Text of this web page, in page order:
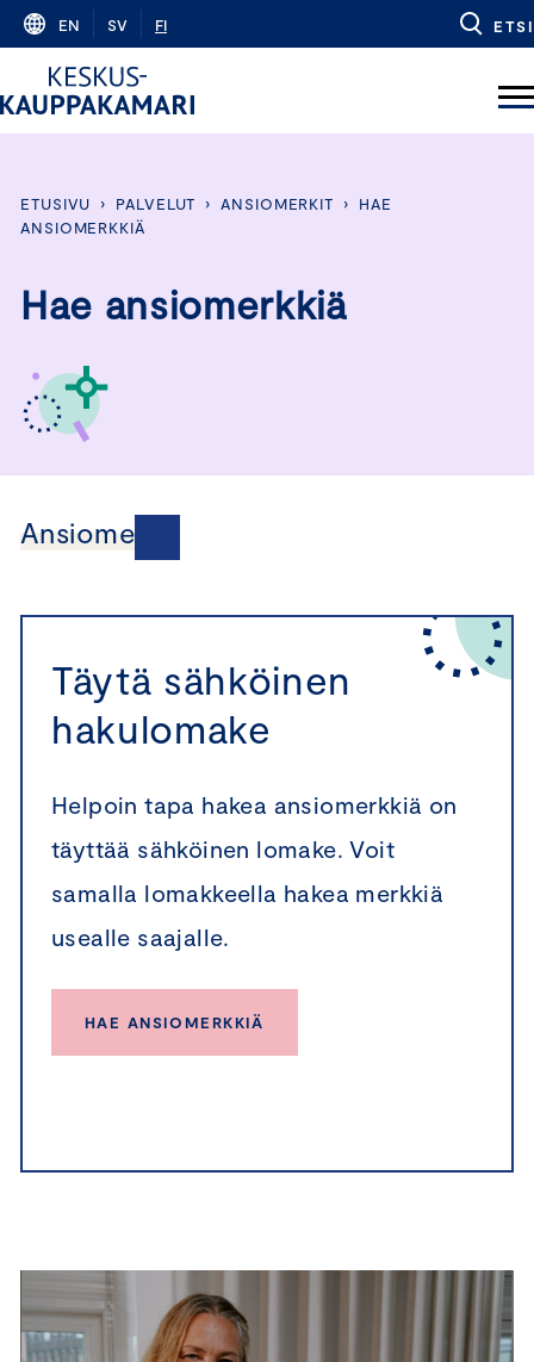
Skip
content
EN SV FI ETSI
ETUSIVU › PALVELUT › ANSIOMERKIT ›
HAE
ANSIOMERKKIÄ
Hae ansiomerkkiä
Ansiomerkit
Täytä sähköinen
hakulomake
Helpoin tapa hakea ansiomerkkiä on
täyttää sähköinen lomake. Voit
samalla lomakkeella hakea merkkiä
usealle saajalle.
HAE ANSIOMERKKIÄ